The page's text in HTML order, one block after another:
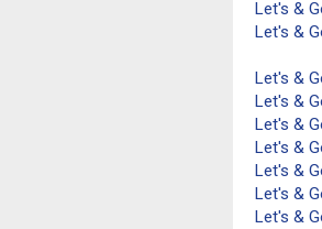
Let's &
Let's &
Let's &
Let's &
Let's &
Let's &
Let's &
Let's &
Let's &